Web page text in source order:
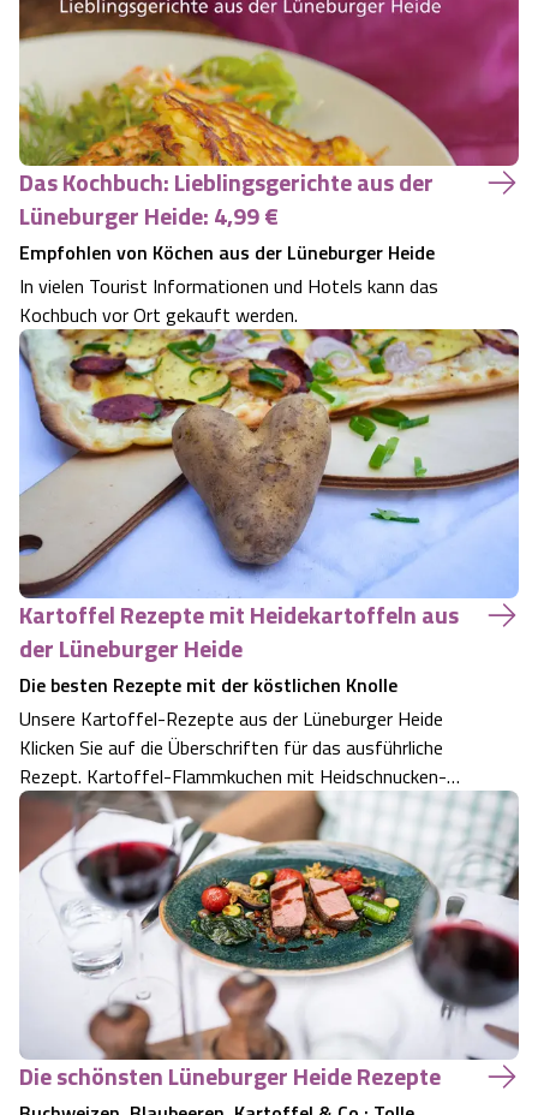
Das Kochbuch: Lieblingsgerichte aus der
Lüneburger Heide: 4,99 €
Empfohlen von Köchen aus der Lüneburger Heide
In vielen Tourist Informationen und Hotels kann das
Kochbuch vor Ort gekauft werden.
Kartoffel Rezepte mit Heidekartoffeln aus
der Lüneburger Heide
Die besten Rezepte mit der köstlichen Knolle
Unsere Kartoffel-Rezepte aus der Lüneburger Heide
Klicken Sie auf die Überschriften für das ausführliche
Rezept. Kartoffel-Flammkuchen mit Heidschnucken-
Salami Ein besonders würziger Flammkuchen dank
Heidschnuckensalami und feinen Kartoffelscheiben.
Heide-Burger: Lachstartar im Kartoffelrösti Ein…
Die schönsten Lüneburger Heide Rezepte